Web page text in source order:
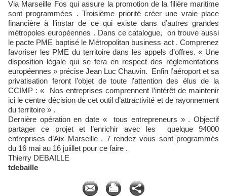
Via Marseille Fos qui assure la promotion de la filière maritime
sont programmées . Troisième priorité créer une vraie place
financière à l’instar de ce qui existe dans d’autres grandes
métropoles européennes . Dans ce catalogue, on trouve aussi
le pacte PME baptisé le Métropolitan business act . Comprenez
favoriser les PME du territoire dans les appels d’offres. « Une
disposition légale qui se fera en respect des règlementations
européennes » précise Jean Luc Chauvin. Enfin l’aéroport et sa
privatisation feront l’objet de toute l’attention des élus de la
CCIMP : « Nos entreprises comprennent l’intérêt de maintenir
ici le centre décision de cet outil d’attractivité et de rayonnement
du territoire » .
Dernière opération en date « tous entrepreneurs » . Objectif
partager ce projet et l’enrichir avec les quelque 94000
entreprises d’Aix Marseille . 7 rendez vous sont programmés
du 16 mai au 16 juiillet pour ce faire .
Thierry DEBAILLE
tdebaille